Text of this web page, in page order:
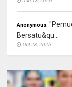
Anonymous:
Bersatu&qu...
Oct 28, 2025